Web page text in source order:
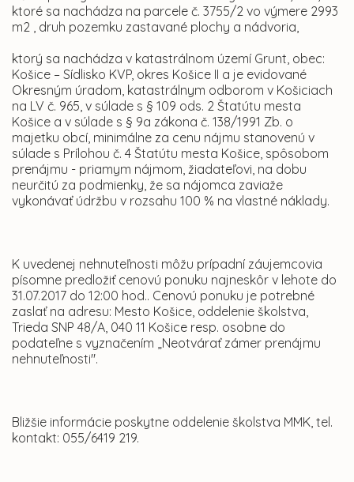
ktoré sa nachádza na parcele č. 3755/2 vo výmere 2993
m2 , druh pozemku zastavané plochy a nádvoria,
ktorý sa nachádza v katastrálnom území Grunt, obec:
Košice – Sídlisko KVP, okres Košice II a je evidované
Okresným úradom, katastrálnym odborom v Košiciach
na LV č. 965, v súlade s § 109 ods. 2 Štatútu mesta
Košice a v súlade s § 9a zákona č. 138/1991 Zb. o
majetku obcí, minimálne za cenu nájmu stanovenú v
súlade s Prílohou č. 4 Štatútu mesta Košice, spôsobom
prenájmu - priamym nájmom, žiadateľovi, na dobu
neurčitú za podmienky, že sa nájomca zaviaže
vykonávať údržbu v rozsahu 100 % na vlastné náklady.
K uvedenej nehnuteľnosti môžu prípadní záujemcovia
písomne predložiť cenovú ponuku najneskôr v lehote do
31.07.2017 do 12:00 hod.. Cenovú ponuku je potrebné
zaslať na adresu: Mesto Košice, oddelenie školstva,
Trieda SNP 48/A, 040 11 Košice resp. osobne do
podateľne s vyznačením „Neotvárať zámer prenájmu
nehnuteľnosti".
Bližšie informácie poskytne oddelenie školstva MMK, tel.
kontakt: 055/6419 219.